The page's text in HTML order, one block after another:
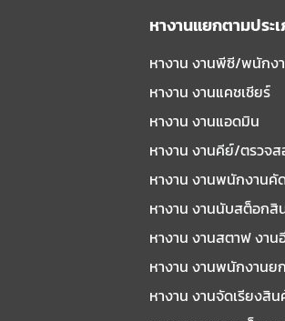
หางานแยกตามประ
หางาน งานพีซี/พนักง
หางาน งานแคชเชียร์
หางาน งานแอดมิน
หางาน งานคีย์/ตรวจ
หางาน งานพนักงานคั
หางาน งานนับสต็อก
หางาน งานสตาฟ งาน
หางาน งานพนักงานย
หางาน งานจัดเรียงสิ